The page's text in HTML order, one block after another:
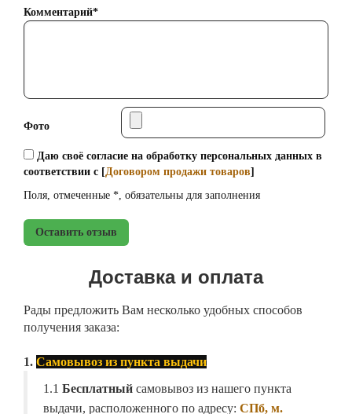
Комментарий*
Фото
Даю своё согласие на обработку персональных данных в
соответствии с [Договором продажи товаров]
Поля, отмеченные *, обязательны для заполнения
Оставить отзыв
Доставка и оплата
Рады предложить Вам несколько удобных способов
получения заказа:
1. Самовывоз из пункта выдачи
1.1 Бесплатный самовывоз из нашего пункта
выдачи, расположенного по адресу: СПб, м.